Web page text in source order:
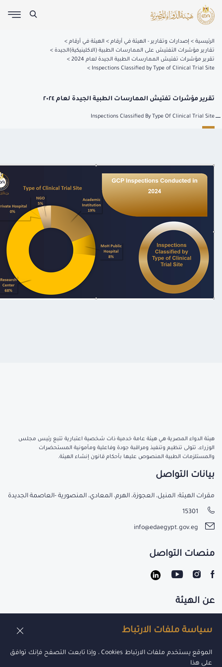
سياسة ملفات الارتباط
الموقع يستخدم ملفات الارتباط Cookies ، وإذا تابعت التصفح فإنك توافق
على هذا
الرئيسية إصدارات وتقارير - الهيئة في أرقام
الهيئة في أرقام
تقارير مؤشرات التفتيش على الممارسات الطبية (الاكلينيكية)الجيدة
تقرير مؤشرات تفتيش الممارسات الطبية الجيدة لعام 2024
Inspections Classified by Type of Clinical Trial Site
تقرير مؤشرات تفتيش الممارسات الطبية الجيدة لعام ٢٠٢٤
Inspections Classified By Type Of Clinical Trial Site
هيئة الدواء المصرية هي هيئة عامة خدمية ذات شخصية اعتبارية تتبع رئيس مجلس
الوزراء، تتولى تنظيم وتنفيذ ومراقبة جودة وفاعلية ومأمونية المستحضرات
والمستلزمات الطبية المنصوص عليها بأحكام قانون إنشاء الهيئة.
عن الهيئة
بيانات التواصل
مقرات الهيئة: المنيل، العجوزة، الهرم، المعادي، المنصورية -العاصمة الجديدة
15301
info@edaegypt.gov.eg
منصات التواصل